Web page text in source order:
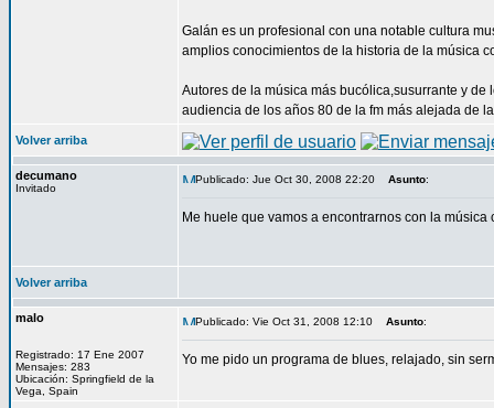
Galán es un profesional con una notable cultura
amplios conocimientos de la historia de la música
Autores de la música más bucólica,susurrante y
audiencia de los años 80 de la fm más alejada de
Volver arriba
decumano
Invitado
Publicado: Jue Oct 30, 2008 22:20 Asunto:
Me huele que vamos a encontrarnos con la
Volver arriba
malo
Registrado: 17 Ene 2007
Mensajes: 283
Ubicación: Springfield de la
Vega, Spain
Publicado: Vie Oct 31, 2008 12:10 Asunto:
Yo me pido un programa de blues, relajado, sin